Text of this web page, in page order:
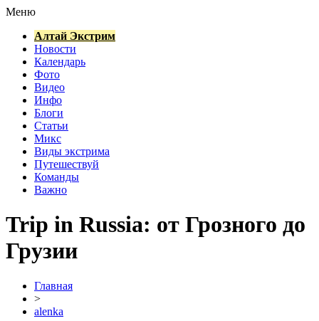
Меню
Алтай Экстрим
Новости
Календарь
Фото
Видео
Инфо
Блоги
Статьи
Микс
Виды экстрима
Путешествуй
Команды
Важно
Trip in Russia: от Грозного до
Грузии
Главная
>
alenka